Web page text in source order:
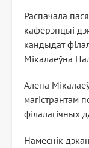
Распачала
каферэнцыі
кандыдат
Мікалаеўна
Алена
магістрантам
філалагічных
Намеснік